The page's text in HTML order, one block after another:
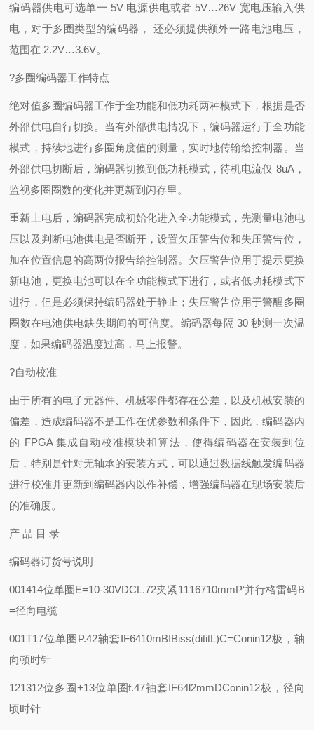
编码器供电可选单一 5V 电源供电或者 5V…26V 宽电压输入供
电，对于多圈类型的编码器， 还必须提供额外一路电池电压，
范围在 2.2V…3.6V。
?多圈编码器工作特点
绝对值多圈编码器工作于全功能和低功耗两种模式下，根据是否
外部供电自行切换。当有外部供电情况下，编码器运行于全功能
模式，持续地进行多圈角度值的测量，实时地传输给控制器。当
外部供电切断后，编码器切换到低功耗模式，待机电流仅 8uA，
监视多圈圈数的变化并更新到闪存里。
重新上电后，编码器完成初始化进入全功能模式，先测量电池电
压以及判断电池供电是否断开，设置欠压警告位和失压警告位，
加在位置信息的高两位报告给控制器。欠压警告位用于提示更换
新电池，更换电池可以在全功能模式下进行，或者低功耗模式下
进行，但是必须保持编码器处于静止；失压警告位用于警醒多圈
圈数在电池供电缺失期间的可信度。编码器每隔 30 秒测一次温
度，如果编码器温度过高，马上报警。
?自动校准
由于所有的电子元器件、机械零件都存在公差，以及机械安装的
偏差，造成编码器不是工作在优参数和条件下，因此，编码器内
的 FPGA 集成自动校准模块和算法，使得编码器在安装到位
后，特别是针对无轴承的安装方式，可以通过数据线触发编码器
进行校准并更新到编码器内以作补偿，增强编码器在现场安装后
的准确度。
产 品 目 录
编码器订货号说明
001414位单圈E=10-30VDCL.72夹紧1116710mmP‘并行格雷码B
=径向电缆
001T17位单圈 P.42轴套IF6410mBIBiss(dititL)C=Conin12极，轴
向顿时针
121312位多圈+13位单圈f.47袖套IF64l2mmDConin12极，径向
顷时针